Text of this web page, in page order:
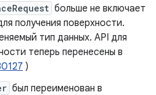
больше не включает
получения поверхности.
тип данных. API для
теперь перенесены в
)
был переименован в